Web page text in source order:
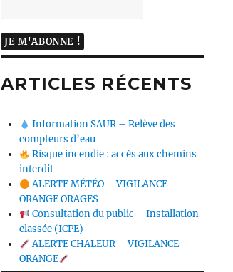
ARTICLES RÉCENTS
Information SAUR – Relève des
compteurs d’eau
Risque incendie : accès aux chemins
interdit
ALERTE MÉTÉO – VIGILANCE
ORANGE ORAGES
Consultation du public – Installation
classée (ICPE)
ALERTE CHALEUR – VIGILANCE
ORANGE